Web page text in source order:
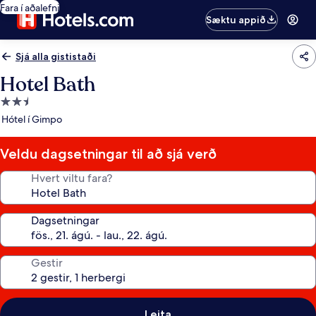
Fara í aðalefni
Sæktu appið
Sjá alla gististaði
Hotel Bath
2.5
stjörnu
Hótel í Gimpo
Veldu dagsetningar til að sjá verð
Hvert viltu fara?
Dagsetningar
Gestir